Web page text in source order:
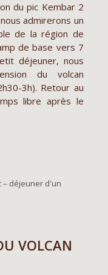
du pic Kembar 2
admirerons un
de la région de
de base vers 7
déjeuner, nous
du volcan
3h). Retour au
libre après le
– déjeuner d'un
VOLCAN